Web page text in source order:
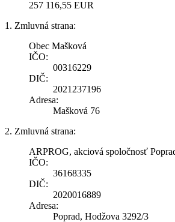
257 116,55 EUR
1. Zmluvná strana:
Obec Mašková
IČO:
00316229
DIČ:
2021237196
Adresa:
Mašková 76
2. Zmluvná strana:
ARPROG, akciová spoločnosť
IČO:
36168335
DIČ:
2020016889
Adresa:
Poprad, Hodžova 3292/3